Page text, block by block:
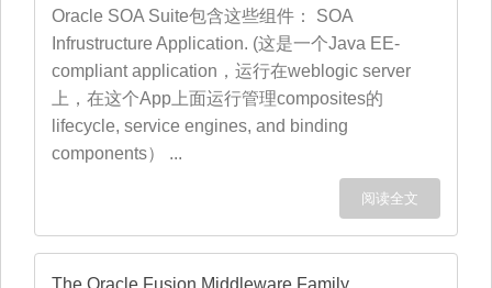
Oracle SOA Suite包含这些组件： SOA
Infrustructure Application. (这是一个Java EE-
compliant application，运行在weblogic server
上，在这个App上面运行管理composites的
lifecycle, service engines, and binding
components） ...
阅读全文
The Oracle Fusion Middleware Family